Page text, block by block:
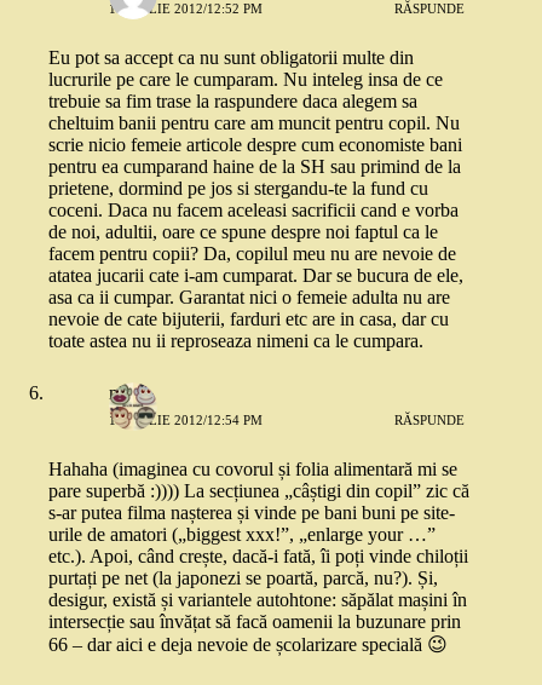
1 APRILIE 2012/12:52 PM RĂSPUNDE
Eu pot sa accept ca nu sunt obligatorii multe din
lucrurile pe care le cumparam. Nu inteleg insa de ce
trebuie sa fim trase la raspundere daca alegem sa
cheltuim banii pentru care am muncit pentru copil. Nu
scrie nicio femeie articole despre cum economiste bani
pentru ea cumparand haine de la SH sau primind de la
prietene, dormind pe jos si stergandu-te la fund cu
coceni. Daca nu facem aceleasi sacrificii cand e vorba
de noi, adultii, oare ce spune despre noi faptul ca le
facem pentru copii? Da, copilul meu nu are nevoie de
atatea jucarii cate i-am cumparat. Dar se bucura de ele,
asa ca ii cumpar. Garantat nici o femeie adulta nu are
nevoie de cate bijuterii, farduri etc are in casa, dar cu
toate astea nu ii reproseaza nimeni ca le cumpara.
mara
1 APRILIE 2012/12:54 PM RĂSPUNDE
Hahaha (imaginea cu covorul și folia alimentară mi se
pare superbă :)))) La secțiunea „câștigi din copil” zic că
s-ar putea filma nașterea și vinde pe bani buni pe site-
urile de amatori („biggest xxx!”, „enlarge your …”
etc.). Apoi, când crește, dacă-i fată, îi poți vinde chiloții
purtați pe net (la japonezi se poartă, parcă, nu?). Și,
desigur, există și variantele autohtone: săpălat mașini în
intersecție sau învățat să facă oamenii la buzunare prin
66 – dar aici e deja nevoie de școlarizare specială 😉